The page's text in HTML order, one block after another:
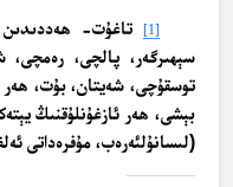
[1]
تاغۇت- ھەددىدىن
سېھىرگەر، پالچى، رەمچى،
توسقۇچى، شەيتان، بۇت، ھەر
بېشى، ھەر ئازغۇنلۇقنىڭ
(لىسانۇلئەرەب، مۇفرەداتى